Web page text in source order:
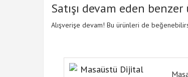
Satışı devam eden
Alışverişe devam! Bu ürünleri de